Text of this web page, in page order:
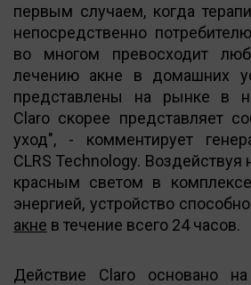
первым случаем, когда
непосредственно
во многом превосходит
лечению акне в домашних
представлены на рынке в
Claro скорее представляет
уход", - комментирует
CLRS Technology.
красным светом в
энергией, устройство
акне в течение всего 24 часов.
Действие Claro основано на